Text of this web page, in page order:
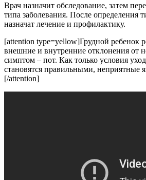
Врач назначит обследование, затем
типа заболевания. После определения
назначат лечение и профилактику.
[attention type=yellow]Грудной ребенок
внешние и внутренние отклонения от
симптом – пот. Как только условия
становятся правильными, неприятные
[/attention]